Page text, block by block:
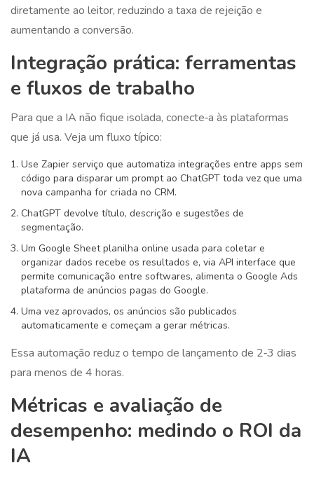
diretamente ao leitor, reduzindo a taxa de rejeição e
aumentando a conversão.
Integração prática: ferramentas
e fluxos de trabalho
Para que a IA não fique isolada, conecte‑a às plataformas
que já usa. Veja um fluxo típico:
Use Zapier serviço que automatiza integrações entre apps sem
código para disparar um prompt ao ChatGPT toda vez que uma
nova campanha for criada no CRM.
ChatGPT devolve título, descrição e sugestões de
segmentação.
Um Google Sheet planilha online usada para coletar e
organizar dados recebe os resultados e, via API interface que
permite comunicação entre softwares, alimenta o Google Ads
plataforma de anúncios pagas do Google.
Uma vez aprovados, os anúncios são publicados
automaticamente e começam a gerar métricas.
Essa automação reduz o tempo de lançamento de 2‑3 dias
para menos de 4 horas.
Métricas e avaliação de
desempenho: medindo o ROI da
IA